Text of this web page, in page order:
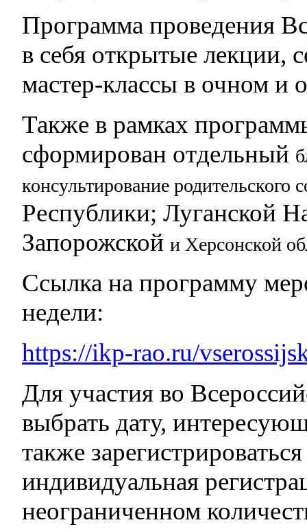
Программа проведения
в себя открытые лекции,
мастер-классы в очном и
Также в рамках
сформирован отдельный
консультирование родительского
Республики; Луганской
Запорожскойи Херсонской
Ссылка на программу
недели:
https://ikp-rao.ru/
Для участия во
выбрать дату,
также
индивидуальная
неограниченном